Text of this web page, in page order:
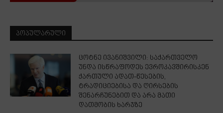
ᲞᲝᲞᲣᲚᲐᲠᲣᲚᲘ
ცოტნე ივანიშვილი: საქართველო
უნდა ისწრაფოდეს ევროკავშირისკენ
ქართული ადათ-წესების,
ტრადიციებისა და ღირსების
შენარჩუნებით და არა მათი
დათმობის ხარჯზე